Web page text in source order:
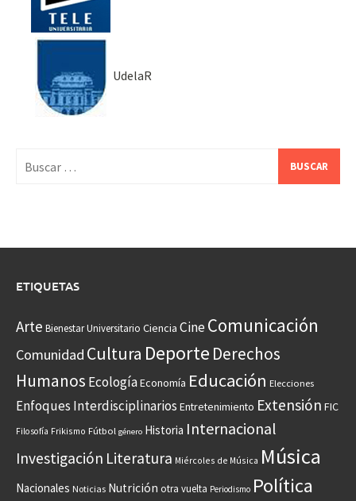
UdelaR
ETIQUETAS
Arte Bienestar Universitario Ciencia CineComunicación
Comunidad Cultura Deporte Derechos
Humanos EcologíaEconomía Educación Elecciones
Enfoques Interdisciplinarios Entretenimiento Extensión FIC
Filosofía Frikismo Fútbol género Historia Internacional
Investigación Literatura Miércoles de Música Música
Nacionales Noticias Nutrición otra vuelta Periodismo Política